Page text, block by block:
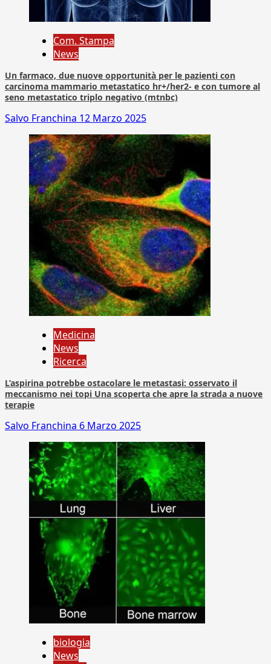
Com. Stampa
News
Un farmaco, due nuove opportunità per le pazienti con
carcinoma mammario metastatico hr+/her2- e con tumore al
seno metastatico triplo negativo (mtnbc)
Salvo Franchina 12 Marzo 2025
Medicina
News
Ricerca
L’aspirina potrebbe ostacolare le metastasi: osservato il
meccanismo nei topi Una scoperta che apre la strada a nuove
terapie
Salvo Franchina 6 Marzo 2025
biologia
News